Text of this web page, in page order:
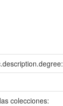
colecciones: